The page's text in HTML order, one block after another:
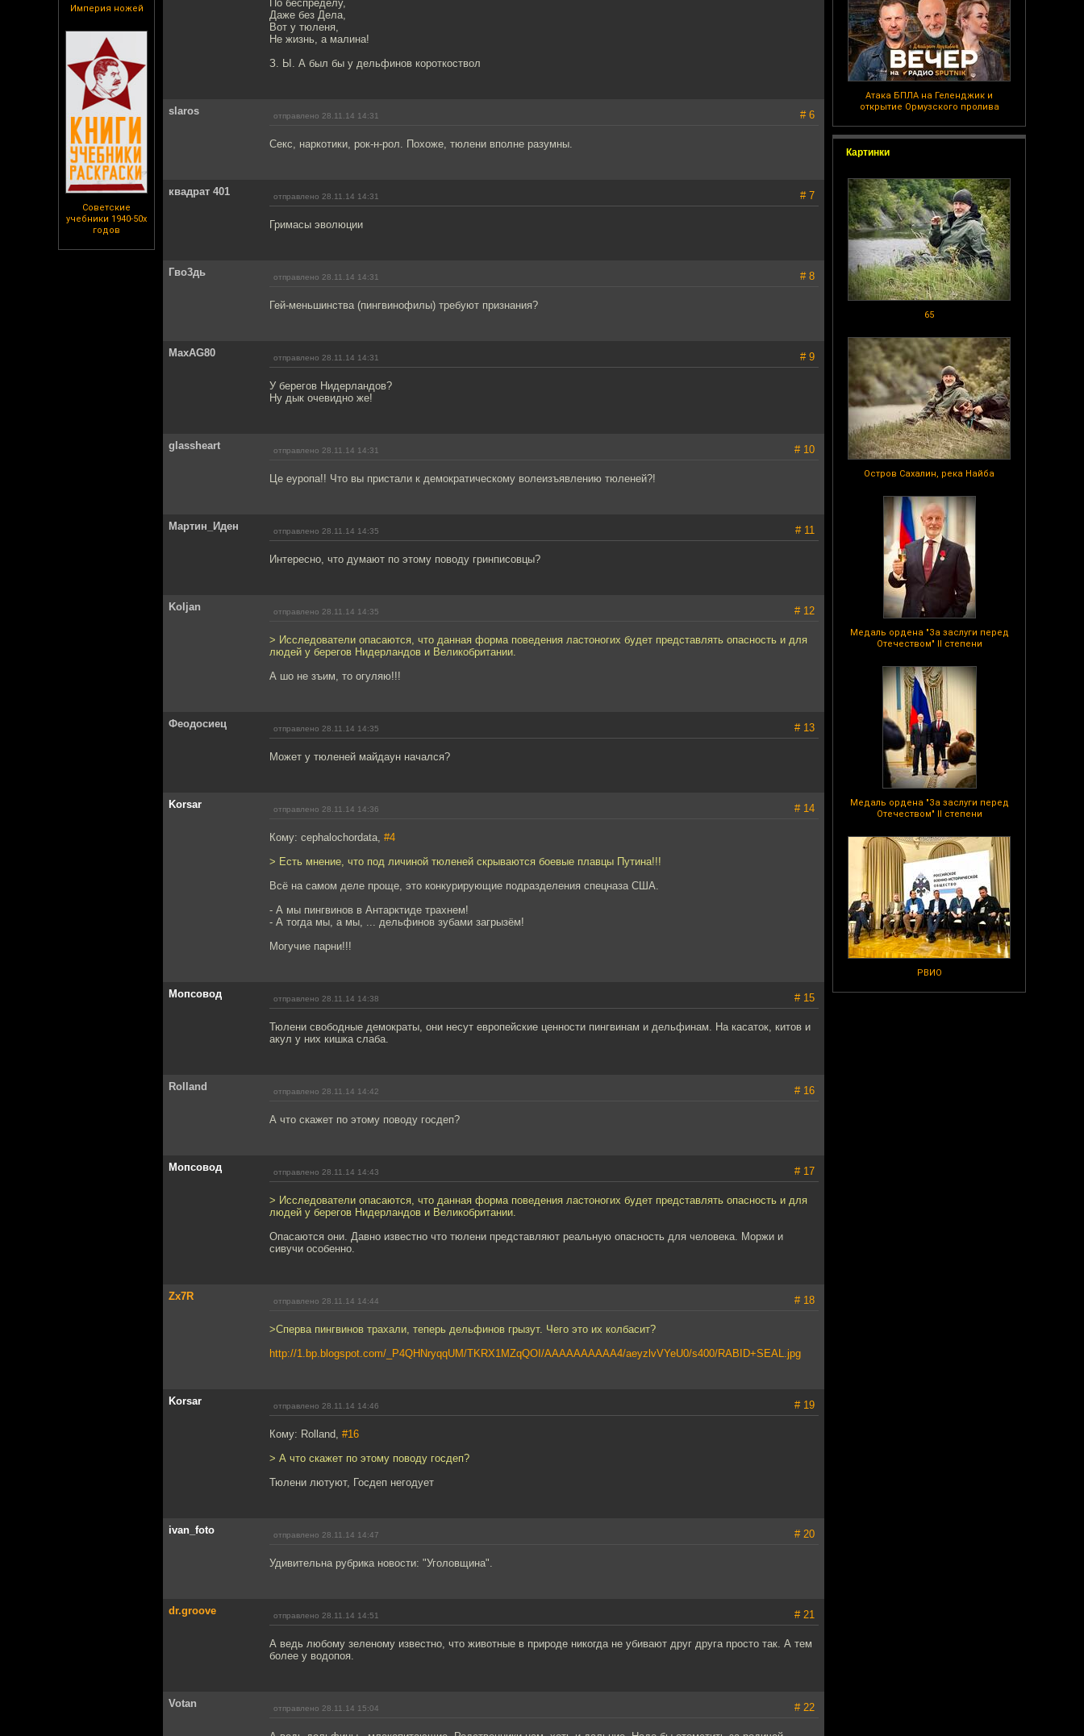
Империя ножей
Советские
учебники 1940-50х
годов
Атака БПЛА на Геленджик и
открытие Ормузского пролива
Картинки
65
Остров Сахалин, река Найба
Медаль ордена "За заслуги перед
Отечеством" II степени
Медаль ордена "За заслуги перед
Отечеством" II степени
РВИО
По беспределу,
Даже без Дела,
Вот у тюленя,
Не жизнь, а малина!
З. Ы. А был бы у дельфинов короткоствол
slaros отправлено 28.11.14 14:31 # 6
Секс, наркотики, рок-н-рол. Похоже, тюлени вполне разумны.
квадрат 401 отправлено 28.11.14 14:31 # 7
Гримасы эволюции
Гво3дь отправлено 28.11.14 14:31 # 8
Гей-меньшинства (пингвинофилы) требуют признания?
MaxAG80 отправлено 28.11.14 14:31 # 9
У берегов Нидерландов?
Ну дык очевидно же!
glassheart отправлено 28.11.14 14:31 # 10
Це еуропа!! Что вы пристали к демократическому волеизъявлению тюленей?!
Мартин_Иден отправлено 28.11.14 14:35 # 11
Интересно, что думают по этому поводу гринписовцы?
Koljan отправлено 28.11.14 14:35 # 12
> Исследователи опасаются, что данная форма поведения ластоногих будет представлять опасность и для
людей у берегов Нидерландов и Великобритании.
А шо не зъим, то огуляю!!!
Феодосиец отправлено 28.11.14 14:35 # 13
Может у тюленей майдаун начался?
Korsar отправлено 28.11.14 14:36 # 14
Кому: cephalochordata, #4
> Есть мнение, что под личиной тюленей скрываются боевые плавцы Путина!!!
Всё на самом деле проще, это конкурирующие подразделения спецназа США.
- А мы пингвинов в Антарктиде трахнем!
- А тогда мы, а мы, ... дельфинов зубами загрызём!
Могучие парни!!!
Мопсовод отправлено 28.11.14 14:38 # 15
Тюлени свободные демократы, они несут европейские ценности пингвинам и дельфинам. На касаток, китов и
акул у них кишка слаба.
Rolland отправлено 28.11.14 14:42 # 16
А что скажет по этому поводу госдеп?
Мопсовод отправлено 28.11.14 14:43 # 17
> Исследователи опасаются, что данная форма поведения ластоногих будет представлять опасность и для
людей у берегов Нидерландов и Великобритании.
Опасаются они. Давно известно что тюлени представляют реальную опасность для человека. Моржи и
сивучи особенно.
Zx7R отправлено 28.11.14 14:44 # 18
>Сперва пингвинов трахали, теперь дельфинов грызут. Чего это их колбасит?
http://1.bp.blogspot.com/_P4QHNryqqUM/TKRX1MZqQOI/AAAAAAAAAA4/aeyzlvVYeU0/s400/RABID+SEAL.jpg
Korsar отправлено 28.11.14 14:46 # 19
Кому: Rolland, #16
> А что скажет по этому поводу госдеп?
Тюлени лютуют, Госдеп негодует
ivan_foto отправлено 28.11.14 14:47 # 20
Удивительна рубрика новости: "Уголовщина".
dr.groove отправлено 28.11.14 14:51 # 21
А ведь любому зеленому известно, что животные в природе никогда не убивают друг друга просто так. А тем
более у водопоя.
Votan отправлено 28.11.14 15:04 # 22